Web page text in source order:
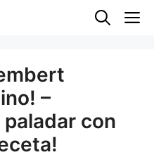
–
paladar con